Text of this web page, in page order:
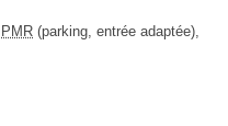
PMR (parking, entrée adaptée),